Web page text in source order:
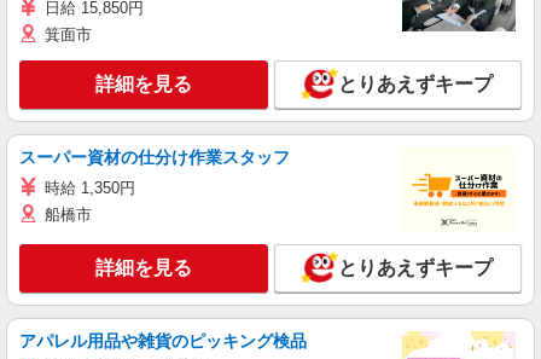
日給 15,850円
箕面市
詳細を見る とりあえずキープ
スーパー資材の仕分け作業スタッフ
時給 1,350円
船橋市
詳細を見る とりあえずキープ
アパレル用品や雑貨のピッキング検品